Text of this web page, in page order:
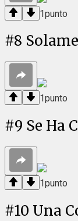
1punto
#8
1punto
#9 Se Ha
1punto
#10 Una